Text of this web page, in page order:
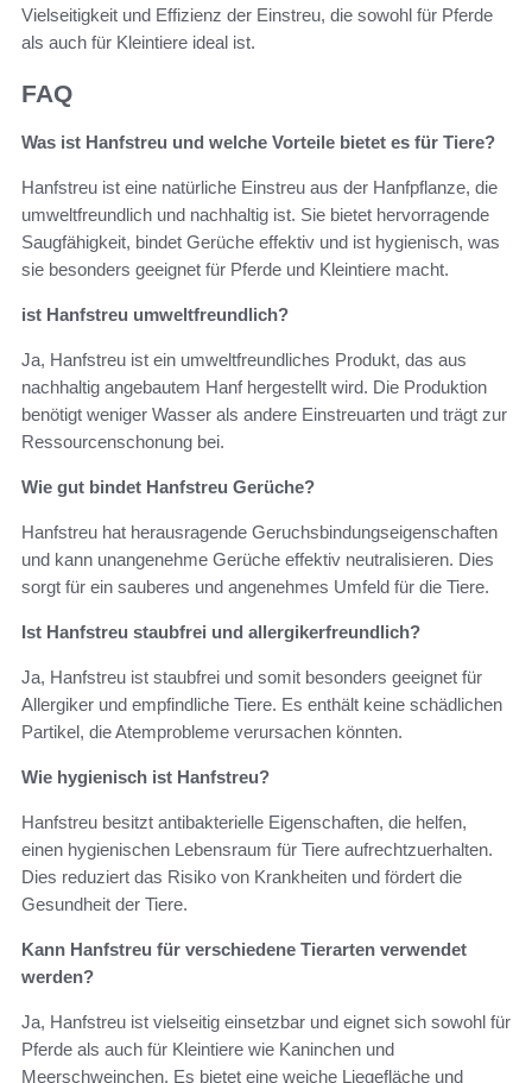
Vielseitigkeit und Effizienz der Einstreu, die sowohl für Pferde
als auch für Kleintiere ideal ist.
FAQ
Was ist Hanfstreu und welche Vorteile bietet es für Tiere?
Hanfstreu ist eine natürliche Einstreu aus der Hanfpflanze, die
umweltfreundlich und nachhaltig ist. Sie bietet hervorragende
Saugfähigkeit, bindet Gerüche effektiv und ist hygienisch, was
sie besonders geeignet für Pferde und Kleintiere macht.
ist Hanfstreu umweltfreundlich?
Ja, Hanfstreu ist ein umweltfreundliches Produkt, das aus
nachhaltig angebautem Hanf hergestellt wird. Die Produktion
benötigt weniger Wasser als andere Einstreuarten und trägt zur
Ressourcenschonung bei.
Wie gut bindet Hanfstreu Gerüche?
Hanfstreu hat herausragende Geruchsbindungseigenschaften
und kann unangenehme Gerüche effektiv neutralisieren. Dies
sorgt für ein sauberes und angenehmes Umfeld für die Tiere.
Ist Hanfstreu staubfrei und allergikerfreundlich?
Ja, Hanfstreu ist staubfrei und somit besonders geeignet für
Allergiker und empfindliche Tiere. Es enthält keine schädlichen
Partikel, die Atemprobleme verursachen könnten.
Wie hygienisch ist Hanfstreu?
Hanfstreu besitzt antibakterielle Eigenschaften, die helfen,
einen hygienischen Lebensraum für Tiere aufrechtzuerhalten.
Dies reduziert das Risiko von Krankheiten und fördert die
Gesundheit der Tiere.
Kann Hanfstreu für verschiedene Tierarten verwendet
werden?
Ja, Hanfstreu ist vielseitig einsetzbar und eignet sich sowohl für
Pferde als auch für Kleintiere wie Kaninchen und
Meerschweinchen. Es bietet eine weiche Liegefläche und